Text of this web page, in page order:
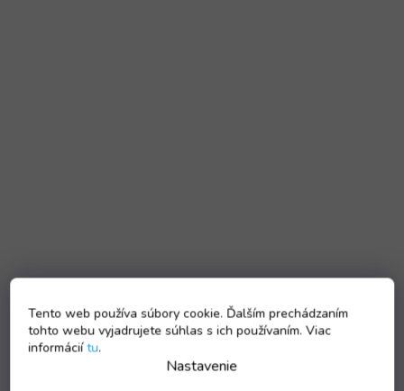
Tento web používa súbory cookie. Ďalším prechádzaním
tohto webu vyjadrujete súhlas s ich používaním. Viac
informáciítu.
Nastavenie